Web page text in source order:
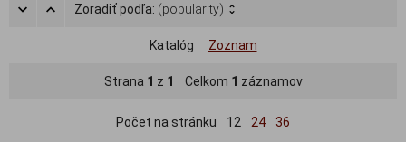
Zoradiť podľa: (popularity)
Katalóg Zoznam
Strana 1 z 1 Celkom 1 záznamov
Počet na stránku 12 24 36